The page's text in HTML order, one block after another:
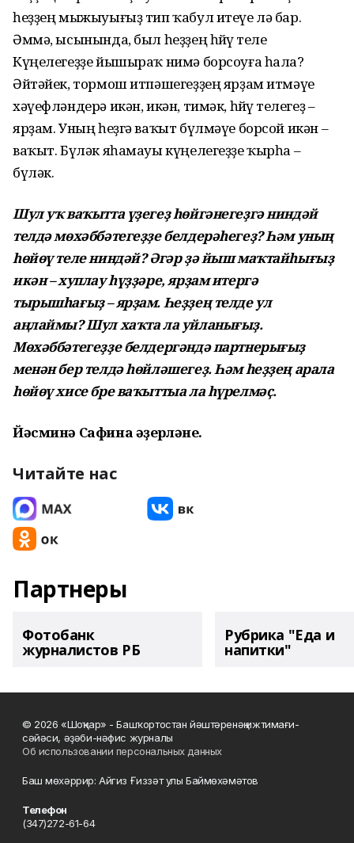
һеҙҙең мыжыуығыҙ тип ҡабул итеүе лә бар.
Әммә, ысынында, был һеҙҙең һөйөү теле
Күңелегеҙҙе йышыраҡ нимә борсоуға һала?
Әйтәйек, тормош итпәшегеҙҙең ярҙам итмәүе
хәүефләндерә икән, икән, тимәк, һөйөү телегеҙ –
ярҙам. Уның һеҙгә ваҡыт бүлмәүе борсой икән –
ваҡыт. Бүләк яһамауы күңелегеҙҙе ҡырһа –
бүләк.
Шул уҡ ваҡытта үҙегеҙ һөйгәнегеҙгә ниндәй
телдә мөхәббәтегеҙҙе белдерәһегеҙ? Һәм уның
һөйөү теле ниндәй? Әгәр ҙә йыш маҡтайһығыҙ
икән – хуплау һүҙҙәре, ярҙам итергә
тырышһағыҙ – ярҙам. Һеҙҙең телде ул
аңлаймы? Шул хаҡта ла уйланығыҙ.
Мөхәббәтегеҙҙе белдергәндә партнерығыҙ
менән бер телдә һөйләшегеҙ. Һәм һеҙҙең арала
һөйөү хисе бре ваҡыттыа ла һүрелмәҫ.
Йәсминә Сафина әҙерләне.
Читайте нас
Партнеры
Фотобанк
журналистов РБ
Рубрика "Еда и
напитки"
© 2026 «Шоңҡар» - Башҡортостан йәштәренәң ижтимағи-
сәйәси, әҙәби-нәфис журналы
Об использовании персональных данных
Баш мөхәррир: Айгиз Ғиззәт улы Баймөхәмәтов
Телефон
(347)272-61-64